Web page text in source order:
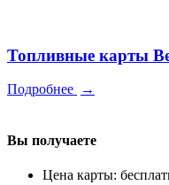
Топливные карты
Подробнее →
Вы получаете
Цена карты: